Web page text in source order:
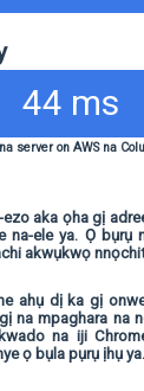
44 ms
server on AWS na
aka ọha gị
ele ya. Ọ bụrụ
akwụkwọ
ahụ dị ka gị
na mpaghara na
na iji
ọ bụla pụrụ ịhụ ya.